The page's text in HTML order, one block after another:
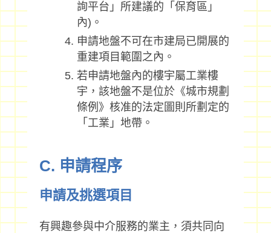
詢平台」所建議的「保育區」
內)。
申請地盤不可在市建局已開展的
重建項目範圍之內。
若申請地盤內的樓宇屬工業樓
宇，該地盤不是位於《城市規劃
條例》核准的法定圖則所劃定的
「工業」地帶。
C. 申請程序
申請及挑選項目
有興趣參與中介服務的業主，須共同向